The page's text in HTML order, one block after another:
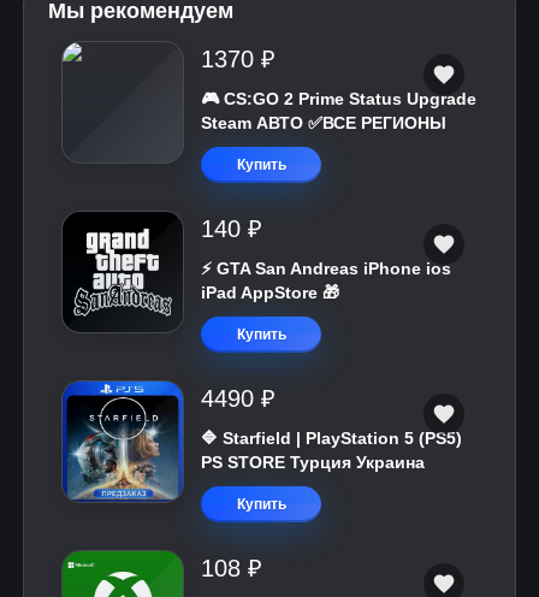
Мы рекомендуем
1370 ₽
🎮 CS:GO 2 Prime Status Upgrade
Steam АВТО ✅ВСЕ РЕГИОНЫ
Купить
140 ₽
⚡️ GTA San Andreas iPhone ios
iPad AppStore 🎁
Купить
4490 ₽
🔷 Starfield | PlayStation 5 (PS5)
PS STORE Турция Украина
Купить
108 ₽